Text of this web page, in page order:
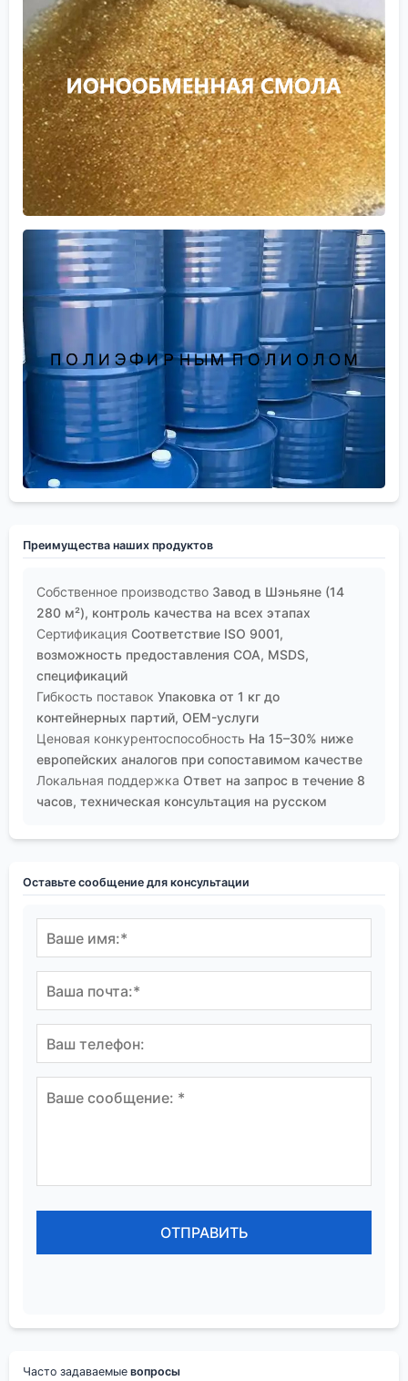
Преимущества наших продуктов
Собственное производство Завод в Шэньяне (14
280 м²), контроль качества на всех этапах
Сертификация Соответствие ISO 9001,
возможность предоставления COA, MSDS,
спецификаций
Гибкость поставок Упаковка от 1 кг до
контейнерных партий, OEM-услуги
Ценовая конкурентоспособность На 15–30% ниже
европейских аналогов при сопоставимом качестве
Локальная поддержка Ответ на запрос в течение 8
часов, техническая консультация на русском
Оставьте сообщение для консультации
Часто задаваемые вопросы